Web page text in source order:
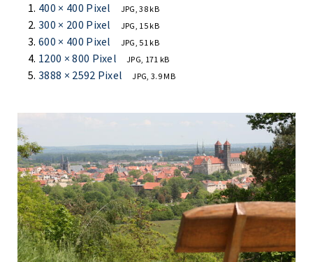
400 × 400 Pixel JPG, 38 kB
300 × 200 Pixel JPG, 15 kB
600 × 400 Pixel JPG, 51 kB
1200 × 800 Pixel JPG, 171 kB
3888 × 2592 Pixel JPG, 3.9 MB